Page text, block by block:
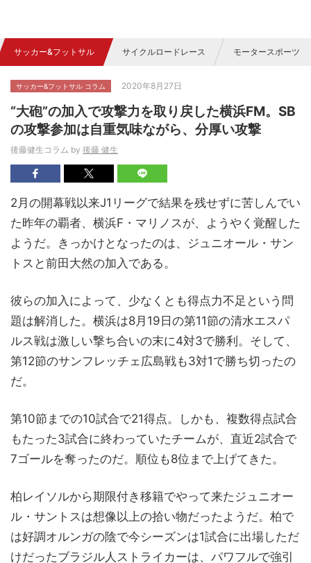
サッカー&フットサル サイクルロードレース モータースポーツ
サッカー&フットサル コラム 2020年8月27日
“大砲”の加入で攻撃力を取り戻した横浜FM。SB
の攻撃参加は自重気味ながら、分厚い攻撃
後藤健生コラム by 後藤 健生
2月の開幕戦以来J1リーグで結果を残せずに苦しんでい
た昨年の覇者、横浜F・マリノスが、ようやく覚醒した
ようだ。きっかけとなったのは、ジュニオール・サン
トスと前田大然の加入である。
彼らの加入によって、少なくとも得点力不足という問
題は解消した。横浜は8月19日の第11節の清水エスパ
ルス戦は激しい撃ち合いの末に4対3で勝利。そして、
第12節のサンフレッチェ広島戦も3対1で勝ち切ったの
だ。
第10節までの10試合で21得点。しかも、複数得点試合
もたった3試合に終わっていたチームが、直近2試合で
7ゴールを奪ったのだ。順位も8位まで上げてきた。
柏レイソルから期限付き移籍でやって来たジュニオー
ル・サントスは想像以上の拾い物だったようだ。柏で
は好調オルンガの陰で今シーズンは1試合に出場しただ
けだったブラジル人ストライカーは、パワフルで強引